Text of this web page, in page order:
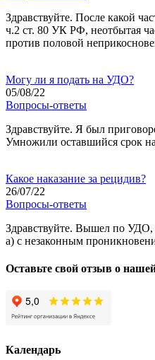
Здравствуйте. После какой
ч.2 ст. 80 УК РФ, неотбытая
против половой
Могу ли я подать на УДО?
05/08/22
Вопросы-ответы
Здравствуйте. Я был
Умножили оставшийся срок
Какое наказание за рецидив?
26/07/22
Вопросы-ответы
Здравствуйте. Вышел по УДО,
а) с незаконным
Оставьте свой отзыв о
Календарь